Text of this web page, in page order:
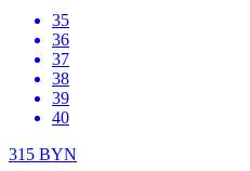
35
36
37
38
39
40
315 BYN